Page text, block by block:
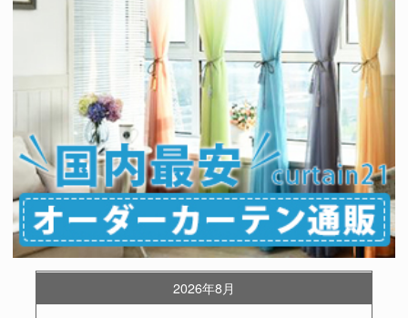
2026年8月